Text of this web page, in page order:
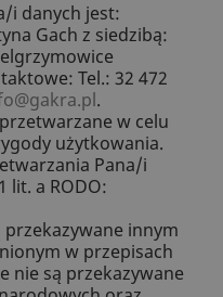
i danych jest:
Gach z siedzibą:
Tel.: 32 472
.
w celu
użytkowania.
Pana/i
lit. a RODO:
przekazywane innym
w przepisach
nie są przekazywane